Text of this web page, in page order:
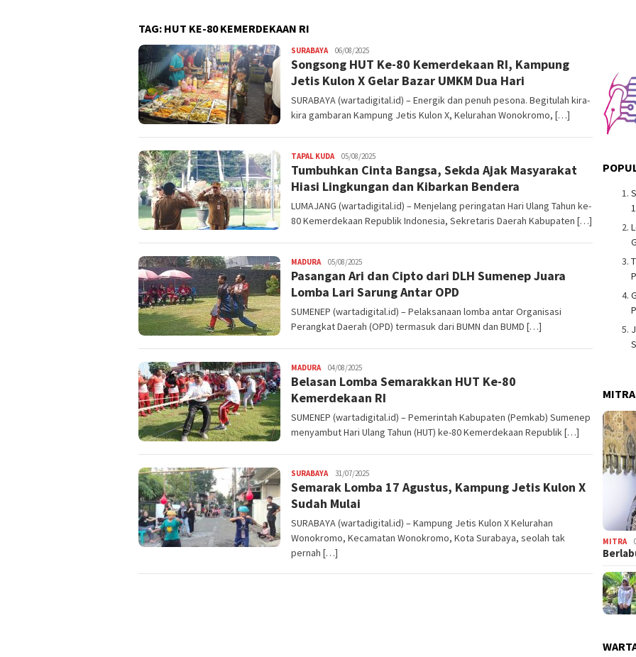
TAG: HUT KE-80 KEMERDEKAAN RI
SURABAYAAdmin
Warta
Digital
06/08/2025
Songsong HUT Ke-80 Kemerdekaan RI, Kampung
Jetis Kulon X Gelar Bazar UMKM Dua Hari
SURABAYA (wartadigital.id) – Energik dan penuh pesona. Begitulah kira-
kira gambaran Kampung Jetis Kulon X, Kelurahan Wonokromo, […]
TAPAL KUDAAdmin
Warta
05/08/2025
Tumbuhkan Cinta Bangsa, Sekda Ajak Masyarakat
Hiasi Lingkungan dan Kibarkan Bendera
LUMAJANG (wartadigital.id) – Menjelang peringatan Hari Ulang Tahun ke-
80 Kemerdekaan Republik Indonesia, Sekretaris Daerah Kabupaten […]
MADURAAdmin
Warta
Digital
05/08/2025
Pasangan Ari dan Cipto dari DLH Sumenep Juara
Lomba Lari Sarung Antar OPD
SUMENEP (wartadigital.id) – Pelaksanaan lomba antar Organisasi
Perangkat Daerah (OPD) termasuk dari BUMN dan BUMD […]
MADURAAdmin
Warta
04/08/2025
Belasan Lomba Semarakkan HUT Ke-80
Kemerdekaan RI
SUMENEP (wartadigital.id) – Pemerintah Kabupaten (Pemkab) Sumenep
menyambut Hari Ulang Tahun (HUT) ke-80 Kemerdekaan Republik […]
SURABAYAAdmin
Warta
31/07/2025
Semarak Lomba 17 Agustus, Kampung Jetis Kulon X
Sudah Mulai
SURABAYA (wartadigital.id) – Kampung Jetis Kulon X Kelurahan
Wonokromo, Kecamatan Wonokromo, Kota Surabaya, seolah tak
pernah […]
MITRA
MITRA